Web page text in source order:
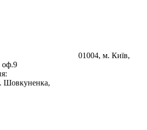
01004, м. Київ,
оф.9
Шовкуненка,